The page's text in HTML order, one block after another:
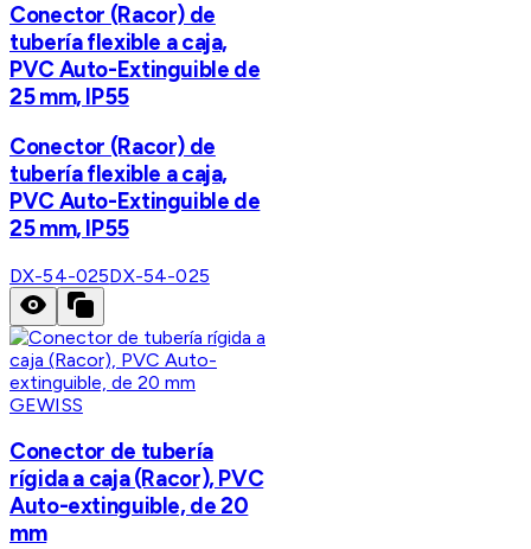
Conector (Racor) de
tubería flexible a caja,
PVC Auto-Extinguible de
25 mm, IP55
Conector (Racor) de
tubería flexible a caja,
PVC Auto-Extinguible de
25 mm, IP55
DX-54-025DX-54-025
GEWISS
Conector de tubería
rígida a caja (Racor), PVC
Auto-extinguible, de 20
mm